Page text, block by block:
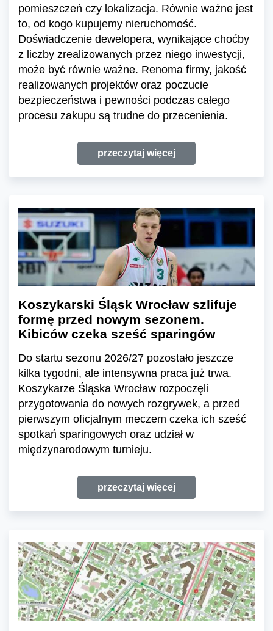
pomieszczeń czy lokalizacja. Równie ważne jest
to, od kogo kupujemy nieruchomość.
Doświadczenie dewelopera, wynikające choćby
z liczby zrealizowanych przez niego inwestycji,
może być równie ważne. Renoma firmy, jakość
realizowanych projektów oraz poczucie
bezpieczeństwa i pewności podczas całego
procesu zakupu są trudne do przecenienia.
przeczytaj więcej
Koszykarski Śląsk Wrocław szlifuje
formę przed nowym sezonem.
Kibiców czeka sześć sparingów
Do startu sezonu 2026/27 pozostało jeszcze
kilka tygodni, ale intensywna praca już trwa.
Koszykarze Śląska Wrocław rozpoczęli
przygotowania do nowych rozgrywek, a przed
pierwszym oficjalnym meczem czeka ich sześć
spotkań sparingowych oraz udział w
międzynarodowym turnieju.
przeczytaj więcej